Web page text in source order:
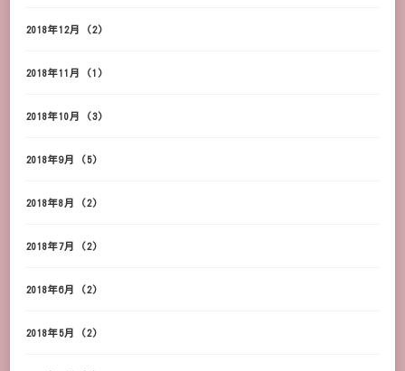
2018年12月 (2)
2018年11月 (1)
2018年10月 (3)
2018年9月 (5)
2018年8月 (2)
2018年7月 (2)
2018年6月 (2)
2018年5月 (2)